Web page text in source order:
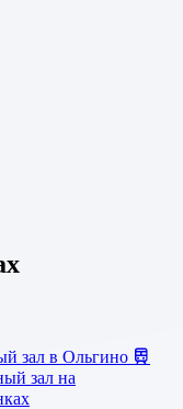
зал в Ольгино
зал на